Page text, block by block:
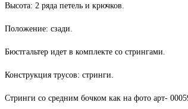
Высота: 2 ряда петель и крючков.
Положение: сзади.
Бюстгальтер идет в комплекте со стрингами.
Конструкция трусов: стринги.
Стринги со средним бочком как на фото арт-